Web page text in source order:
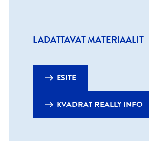
LADATTAVAT MATERIAALIT
ESITE
KVADRAT REALLY INFO